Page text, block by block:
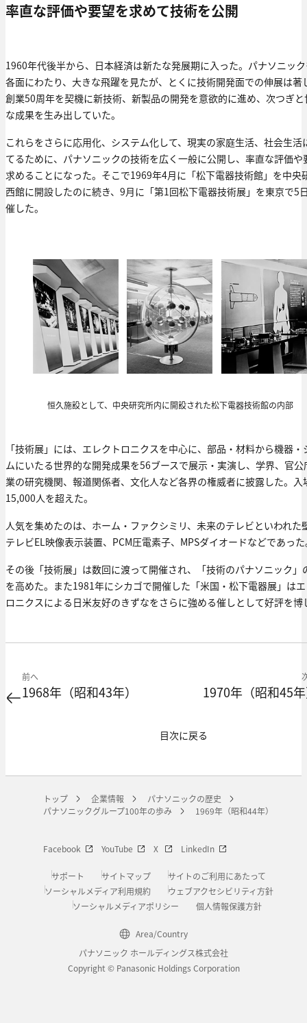
率直な評価や要望を求めて技術を公開
1960年代後半から、日本経済は新たな発展期に入った。パナソニッ
各面にわたり、大きな飛躍を見たが、とくに技術開発面での伸展は著
創業50周年を契機に新技術、新製品の開発を意欲的に進め、次つぎ
な成果を生み出していた。
これらをさらに応用化、システム化して、現実の家庭生活、社会生活
てるために、パナソニックの技術を広く一般に公開し、率直な評価や
求めることになった。そこで1969年4月に「松下電器技術館」を中央
西館に開設したのに続き、9月に「第1回松下電器技術展」を東京で5
催した。
恒久施設として、中央研究所内に開設された松下電器技術館の内部
「技術展」には、エレクトロニクスを中心に、部品・材料から機器・
ムにいたる世界的な開発成果を56ブースで展示・実演し、学界、官公
業の研究機関、報道関係者、文化人など各界の権威者に披露した。入
15,000人を超えた。
人気を集めたのは、ホーム・ファクシミリ、未来のテレビといわれた
テレビEL映像表示装置、PCM圧電素子、MPSダイオードなどであっ
その後「技術展」は数回に渡って開催され、「技術のパナソニック」
を高めた。また1981年にシカゴで開催した「米国・松下電器展」は
ロニクスによる日米友好のきずなをさらに強める催しとして好評を博
前へ
1968年（昭和43年） 1970年（昭和45
目次に戻る
トップ 企業情報
パナソニックの歴史
パナソニックグループ100年の歩み
1969年（昭和44年）
Facebook YouTube X LinkedIn
サポート サイトマップ
サイトのご利用にあたって
ソーシャルメディア利用規約
ウェブアクセシビリティ方針
ソーシャルメディアポリシー
個人情報保護方針
Area/Country
パナソニック ホールディングス株式会社
Copyright © Panasonic Holdings Corporation